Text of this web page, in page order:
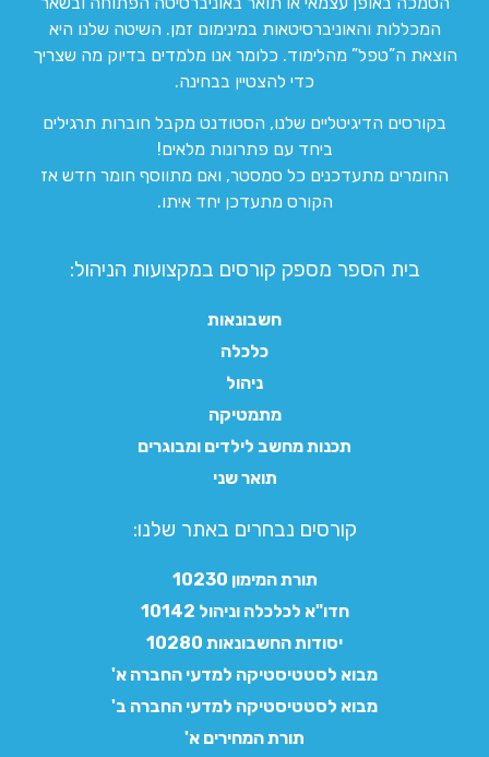
המכללות והאוניברסיטאות במינימום זמן. השיטה שלנו היא
הוצאת ה”טפל” מהלימוד. כלומר אנו מלמדים בדיוק מה שצריך
כדי להצטיין בבחינה.
בקורסים הדיגיטליים שלנו, הסטודנט מקבל חוברות תרגילים
ביחד עם פתרונות מלאים!
החומרים מתעדכנים כל סמסטר, ואם מתווסף חומר חדש אז
הקורס מתעדכן יחד איתו.
בית הספר מספק קורסים במקצועות הניהול:
חשבונאות
כלכלה
ניהול
מתמטיקה
תכנות מחשב לילדים ומבוגרים
תואר שני
קורסים נבחרים באתר שלנו:​
תורת המימון 10230
חדו"א לכלכלה וניהול 10142
יסודות החשבונאות 10280
מבוא לסטטיסטיקה למדעי החברה א'
מבוא לסטטיסטיקה למדעי החברה ב'
תורת המחירים א'